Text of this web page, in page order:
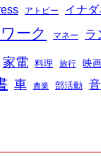
アトピー イナダ
ーク マネー ラ
家電 料理 旅行 映
車 農業 部活動